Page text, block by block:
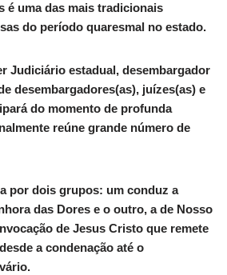
é uma das mais tradicionais
do período quaresmal no estado.
Judiciário estadual, desembargador
desembargadores(as), juízes(as) e
do momento de profunda
reúne grande número de
por dois grupos: um conduz a
das Dores e o outro, a de Nosso
de Jesus Cristo que remete
a condenação até o